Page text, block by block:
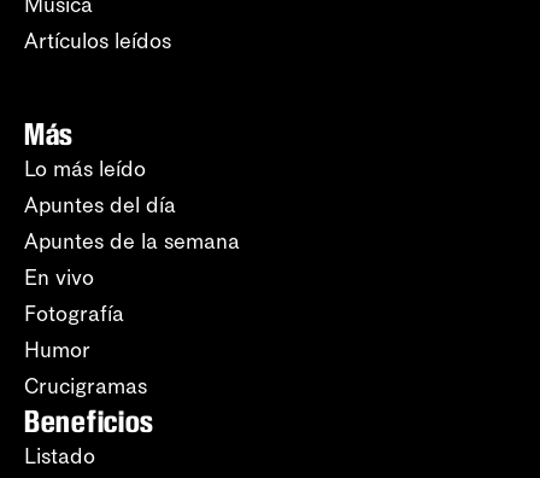
Artículos leídos
Más
Lo más leído
Apuntes del día
Apuntes de la semana
En vivo
Fotografía
Humor
Crucigramas
Beneficios
Listado